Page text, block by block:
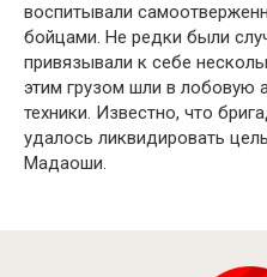
воспитывали
бойцами. Не редки были
привязывали к себе
этим грузом шли в лобовую
техники. Известно, что
удалось ликвидировать
Мадаоши.